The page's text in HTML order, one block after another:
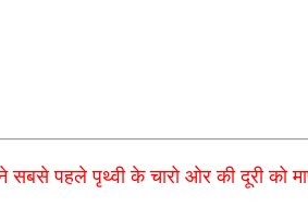
सबसे पहले पृथ्वी के चारो ओर की दूरी को